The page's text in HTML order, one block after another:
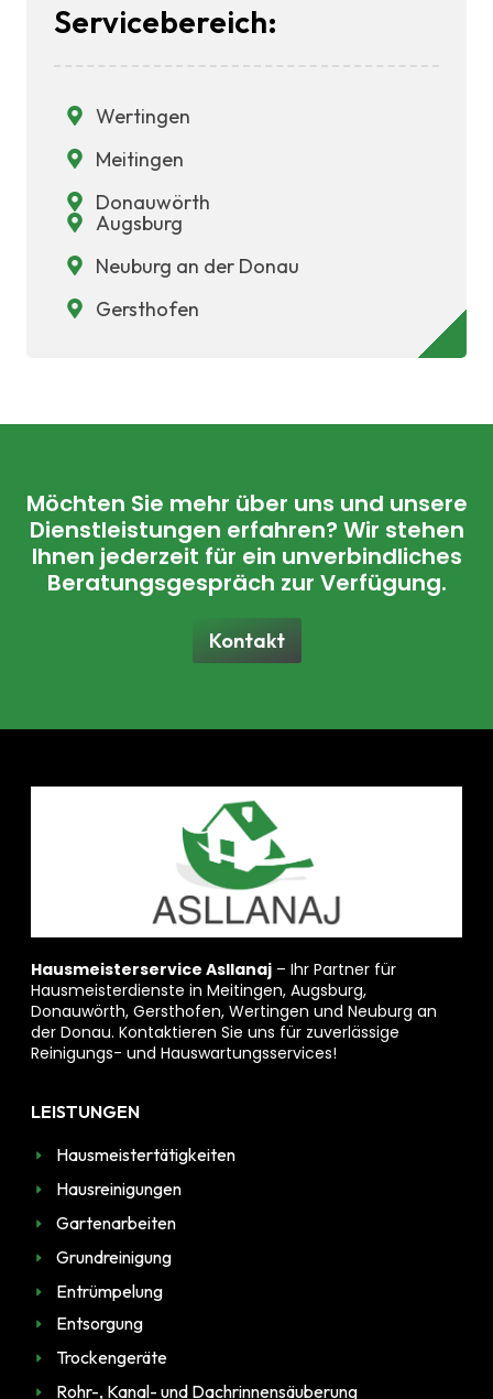
Servicebereich:
Wertingen
Meitingen
Donauwörth
Augsburg
Neuburg an der Donau
Gersthofen
Möchten Sie mehr über uns und unsere
Dienstleistungen erfahren? Wir stehen
Ihnen jederzeit für ein unverbindliches
Beratungsgespräch zur Verfügung.
Kontakt
Hausmeisterservice Asllanaj – Ihr Partner für
Hausmeisterdienste in Meitingen, Augsburg,
Donauwörth, Gersthofen, Wertingen und Neuburg an
der Donau. Kontaktieren Sie uns für zuverlässige
Reinigungs- und Hauswartungsservices!
LEISTUNGEN
Hausmeistertätigkeiten
Hausreinigungen
Gartenarbeiten
Grundreinigung
Entrümpelung
Entsorgung
Trockengeräte
Rohr-, Kanal- und Dachrinnensäuberung